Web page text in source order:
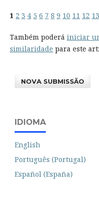
1 2 3 4 5 6 7 8 9 10 11 12 13
Também poderá iniciar
similaridade para este
NOVA SUBMISSÃO
IDIOMA
English
Português (Portugal)
Español (España)